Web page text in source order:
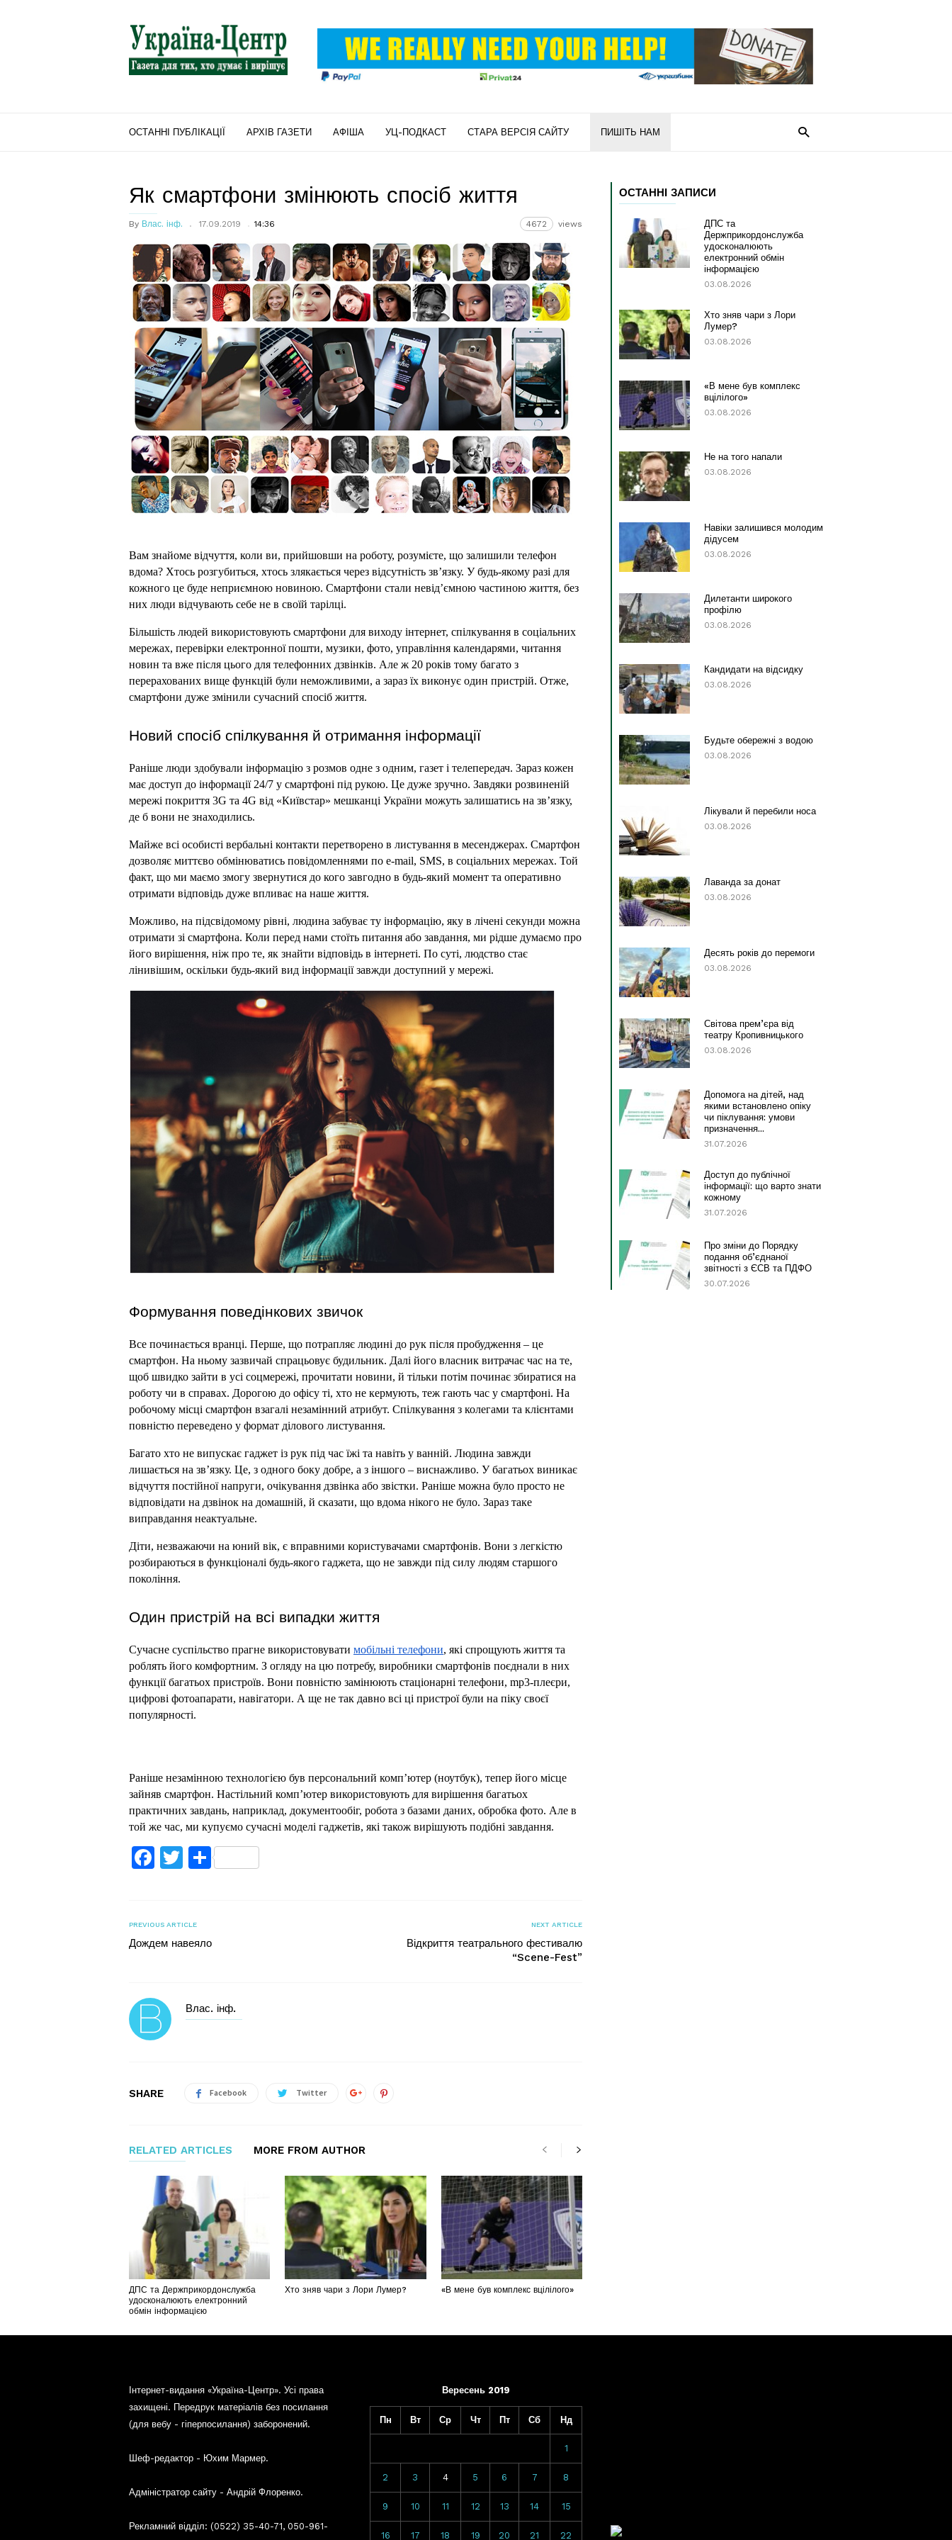
"Україна-
Центр"
ОСТАННІ ПУБЛІКАЦІЇ АРХІВ ГАЗЕТИ АФІША УЦ-ПОДКАСТ СТАРА ВЕРСІЯ САЙТУ ПИШІТЬ НАМ
Як смартфони змінюють спосіб життя
By Влас. інф. 17.09.2019 14:36 4672 views
Вам знайоме відчуття, коли ви, прийшовши на роботу, розумієте, що залишили телефон
вдома? Хтось розгубиться, хтось злякається через відсутність зв’язку. У будь-якому разі для
кожного це буде неприємною новиною. Смартфони стали невід’ємною частиною життя, без
них люди відчувають себе не в своїй тарілці.
Більшість людей використовують смартфони для виходу інтернет, спілкування в соціальних
мережах, перевірки електронної пошти, музики, фото, управління календарями, читання
новин та вже після цього для телефонних дзвінків. Але ж 20 років тому багато з
перерахованих вище функцій були неможливими, а зараз їх виконує один пристрій. Отже,
смартфони дуже змінили сучасний спосіб життя.
Новий спосіб спілкування й отримання інформації
Раніше люди здобували інформацію з розмов одне з одним, газет і телепередач. Зараз кожен
має доступ до інформації 24/7 у смартфоні під рукою. Це дуже зручно. Завдяки розвиненій
мережі покриття 3G та 4G від «Київстар» мешканці України можуть залишатись на зв’язку,
де б вони не знаходились.
Майже всі особисті вербальні контакти перетворено в листування в месенджерах. Смартфон
дозволяє миттєво обмінюватись повідомленнями по e-mail, SMS, в соціальних мережах. Той
факт, що ми маємо змогу звернутися до кого завгодно в будь-який момент та оперативно
отримати відповідь дуже впливає на наше життя.
Можливо, на підсвідомому рівні, людина забуває ту інформацію, яку в лічені секунди можна
отримати зі смартфона. Коли перед нами стоїть питання або завдання, ми рідше думаємо про
його вирішення, ніж про те, як знайти відповідь в інтернеті. По суті, людство стає
лінивішим, оскільки будь-який вид інформації завжди доступний у мережі.
Формування поведінкових звичок
Все починається вранці. Перше, що потрапляє людині до рук після пробудження – це
смартфон. На ньому зазвичай спрацьовує будильник. Далі його власник витрачає час на те,
щоб швидко зайти в усі соцмережі, прочитати новини, й тільки потім починає збиратися на
роботу чи в справах. Дорогою до офісу ті, хто не кермують, теж гають час у смартфоні. На
робочому місці смартфон взагалі незамінний атрибут. Спілкування з колегами та клієнтами
повністю переведено у формат ділового листування.
Багато хто не випускає гаджет із рук під час їжі та навіть у ванній. Людина завжди
лишається на зв’язку. Це, з одного боку добре, а з іншого – виснажливо. У багатьох виникає
відчуття постійної напруги, очікування дзвінка або звістки. Раніше можна було просто не
відповідати на дзвінок на домашній, й сказати, що вдома нікого не було. Зараз таке
виправдання неактуальне.
Діти, незважаючи на юний вік, є вправними користувачами смартфонів. Вони з легкістю
розбираються в функціоналі будь-якого гаджета, що не завжди під силу людям старшого
покоління.
Один пристрій на всі випадки життя
Сучасне суспільство прагне використовувати мобільні телефони, які спрощують життя та
роблять його комфортним. З огляду на цю потребу, виробники смартфонів поєднали в них
функції багатьох пристроїв. Вони повністю замінюють стаціонарні телефони, mp3-плеєри,
цифрові фотоапарати, навігатори. А ще не так давно всі ці пристрої були на піку своєї
популярності.
Раніше незамінною технологією був персональний комп’ютер (ноутбук), тепер його місце
зайняв смартфон. Настільний комп’ютер використовують для вирішення багатьох
практичних завдань, наприклад, документообіг, робота з базами даних, обробка фото. Але в
той же час, ми купуємо сучасні моделі гаджетів, які також вирішують подібні завдання.
Facebook
TwitterПоділитися
PREVIOUS ARTICLE
Дождем навеяло
NEXT ARTICLE
Відкриття театрального фестивалю
“Scene-Fest”
Влас. інф.
SHARE Facebook Twitter
RELATED ARTICLES MORE FROM AUTHOR
ДПС та Держприкордонслужба
удосконалюють електронний
обмін інформацією
Хто зняв чари з Лори Лумер? «В мене був комплекс вцілілого»
ОСТАННІ ЗАПИСИ
ДПС та
Держприкордонслужба
удосконалюють
електронний обмін
інформацією
03.08.2026
Хто зняв чари з Лори
Лумер?
03.08.2026
«В мене був комплекс
вцілілого»
03.08.2026
Не на того напали
03.08.2026
Навіки залишився молодим
дідусем
03.08.2026
Дилетанти широкого
профілю
03.08.2026
Кандидати на відсидку
03.08.2026
Будьте обережні з водою
03.08.2026
Лікували й перебили носа
03.08.2026
Лаванда за донат
03.08.2026
Десять років до перемоги
03.08.2026
Світова прем’єра від
театру Кропивницького
03.08.2026
Допомога на дітей, над
якими встановлено опіку
чи піклування: умови
призначення...
31.07.2026
Доступ до публічної
інформації: що варто знати
кожному
31.07.2026
Про зміни до Порядку
подання об’єднаної
звітності з ЄСВ та ПДФО
30.07.2026
Інтернет-видання «Україна-Центр». Усі права
захищені. Передрук матеріалів без посилання
(для вебу - гіперпосилання) заборонений.
Шеф-редактор - Юхим Мармер.
Адміністратор сайту - Андрій Флоренко.
Рекламний відділ: (0522) 35-40-71, 050-961-
Вересень 2019
Пн Вт Ср Чт Пт Сб Нд
1
2 3 4 5 6 7 8
9 10 11 12 13 14 15
16 17 18 19 20 21 22